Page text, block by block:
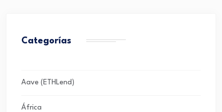
Categorías
Aave (ETHLend)
África